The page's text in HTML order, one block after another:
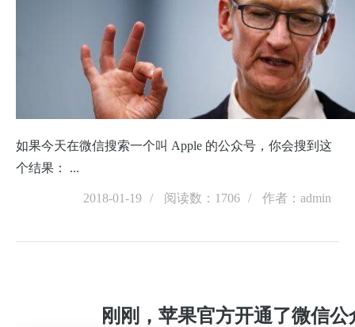
如果今天在微信搜索一个叫 Apple 的公众号，你会搜到这
个结果： ...
2018-01-19 阅读数：1706 作者：admin
刚刚，苹果官方开通了微信公